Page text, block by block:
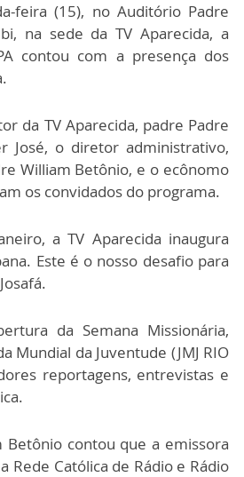
feira (15), no Auditório Padre
na sede da TV Aparecida, a
contou com a presença dos
da TV Aparecida, padre Padre
José, o diretor administrativo,
William Betônio, e o ecônomo
os convidados do programa.
a TV Aparecida inaugura
Este é o nosso desafio para
da Semana Missionária,
Mundial da Juventude (JMJ RIO
reportagens, entrevistas e
Betônio contou que a emissora
Rede Católica de Rádio e Rádio